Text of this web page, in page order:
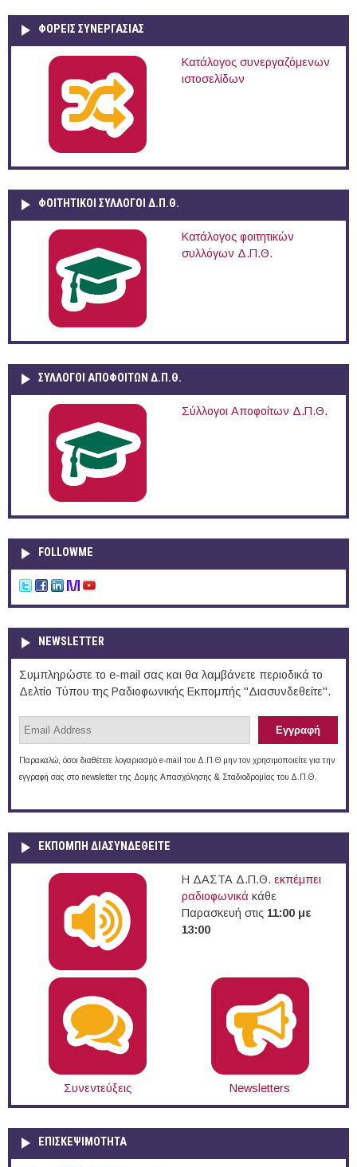
ΦΟΡΕΙΣ ΣΥΝΕΡΓΑΣΙΑΣ
Κατάλογος συνεργαζόμενων
ιστοσελίδων
ΦΟΙΤΗΤΙΚΟΙ ΣΥΛΛΟΓΟΙ Δ.Π.Θ.
Κατάλογος φοιτητικών
συλλόγων Δ.Π.Θ.
ΣΥΛΛΟΓΟΙ ΑΠΟΦΟΙΤΩΝ Δ.Π.Θ.
Σύλλογοι Αποφοίτων Δ.Π.Θ.
FOLLOWME
NEWSLETTER
Συμπληρώστε το e-mail σας και θα λαμβάνετε περιοδικά το
Δελτίο Τύπου της Ραδιοφωνικής Εκπομπής "Διασυνδεθείτε".
Παρακαλώ, όσοι διαθέτετε λογαριασμό e-mail του Δ.Π.Θ μην τον χρησιμοποιείτε για την
εγγραφή σας στο newsletter της Δομής Απασχόλησης & Σταδιοδρομίας του Δ.Π.Θ.
ΕΚΠΟΜΠΉ ΔΙΑΣΥΝΔΕΘΕΊΤΕ
Η ΔΑΣΤΑ Δ.Π.Θ. εκπέμπει
ραδιοφωνικά κάθε
Παρασκευή στις 11:00 με
13:00
Συνεντεύξεις Newsletters
ΕΠΙΣΚΕΨΙΜΌΤΗΤΑ